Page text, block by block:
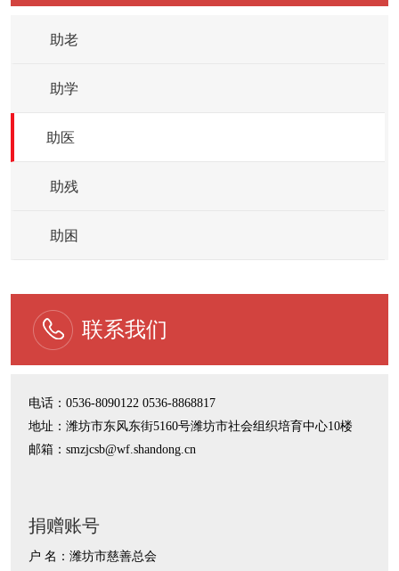
助老
助学
助医
助残
助困
联系我们
电话：0536-8090122 0536-8868817
地址：潍坊市东风东街5160号潍坊市社会组织培育中心10楼
邮箱：smzjcsb@wf.shandong.cn
捐赠账号
户 名：潍坊市慈善总会